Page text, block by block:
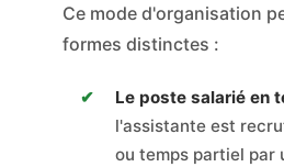
Ce mode d'organisation
formes distinctes :
Le poste salarié en
l'assistante est
ou temps partiel par